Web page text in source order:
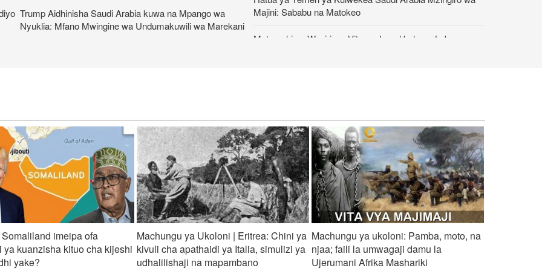
Trump Aidhinisha Saudi Arabia kuwa na Mpango wa
Nyuklia: Mfano Mwingine wa Undumakuwili wa Marekani
Seneta wa Marekani afichua uongo wa Trump kuhusu vita
dhidi ya Iran
Shambulio la Iran dhidi ya Kituo cha Marekani huko Al-
Tanf, Syria: Hatua Isiyo na Mfano Wake na Yenye Jumbe
za Pande Kadhaa
Majini: Sababu na Matokeo
Matamshi ya Waziri wa Vita wa Israel kuhusu Lebanon
Kwa nini makubaliano ya Washington yamefungua njia ya
fitina mpya nchini Lebanon?
Kwa nini Hizbullah inapinga makubaliano ya serikali ya
Lebanon na Israel?
Netanyahu alinasa vipi katika mtego wa vita vyake
mwenyewe?
imeipa ofa
ya kuanzisha kituo cha kijeshi
yake?
Machungu ya Ukoloni | Eritrea: Chini ya
kivuli cha apathaidi ya Italia, simulizi ya
udhalilishaji na mapambano
Machungu ya ukoloni: Pamba, moto, na
njaa; faili la umwagaji damu la
Ujerumani Afrika Mashariki